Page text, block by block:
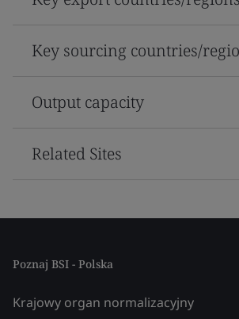
Key sourcing countries/
Output capacity
Related Sites
Poznaj BSI - Polska
Krajowy organ normalizacyjny